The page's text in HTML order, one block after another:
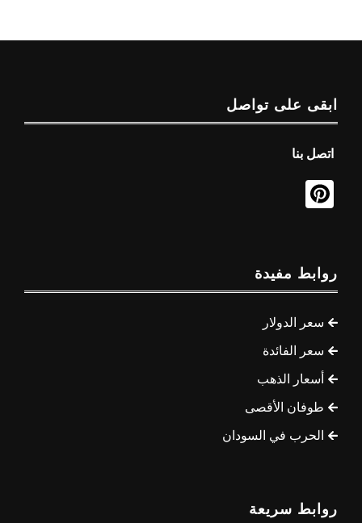
ابقى على تواصل
اتصل بنا
روابط مفيدة
سعر الدولار
سعر الفائدة
أسعار الذهب
طوفان الأقصى
الحرب في السودان
روابط سريعة